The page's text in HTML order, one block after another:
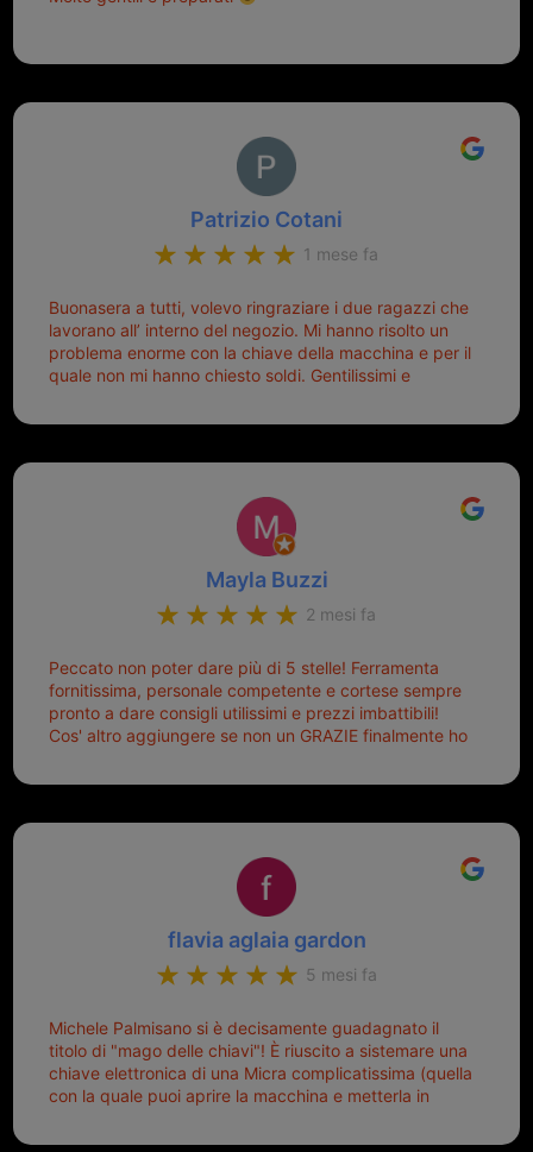
Patrizio Cotani
1 mese fa
Buonasera a tutti, volevo ringraziare i due ragazzi che
lavorano all’ interno del negozio. Mi hanno risolto un
problema enorme con la chiave della macchina e per il
quale non mi hanno chiesto soldi. Gentilissimi e
Sicuramente tornerò qui per qualsiasi altro problema.
Mayla Buzzi
2 mesi fa
Peccato non poter dare più di 5 stelle! Ferramenta
fornitissima, personale competente e cortese sempre
pronto a dare consigli utilissimi e prezzi imbattibili!
Cos' altro aggiungere se non un GRAZIE finalmente ho
mio riferimento. Ah dimenticavo...da loro sono riuscita
Top top top!!!
flavia aglaia gardon
5 mesi fa
Michele Palmisano si è decisamente guadagnato il
titolo di "mago delle chiavi"! È riuscito a sistemare una
chiave elettronica di una Micra complicatissima (quella
con la quale puoi aprire la macchina e metterla in
pronta per la pattumiera... Avevo passato mesi con le